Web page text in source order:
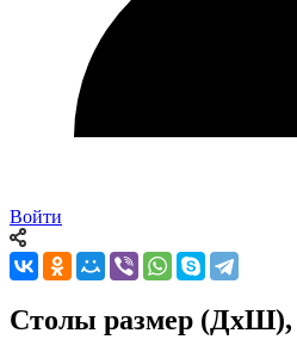
Войти
Столы размер (ДхШ),